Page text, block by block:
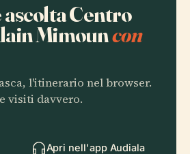
Centro
Mimouncon
l'itinerario nel browser.
visiti davvero.
Apri nell'app Audiala